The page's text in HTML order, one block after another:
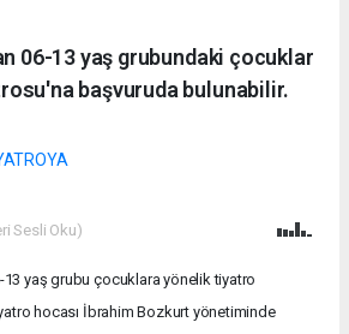
06-13 yaş grubundaki çocuklar
başvuruda bulunabilir.
Sesli Oku)
13 yaş grubu çocuklara yönelik tiyatro
hocası İbrahim Bozkurt yönetiminde